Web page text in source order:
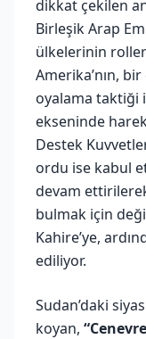
dikkat çekilen
Birleşik Arap
ülkelerinin
Amerika’nın,
oyalama taktiği
ekseninde
Destek
ordu ise kabul
devam
bulmak için
Kahire’ye,
ediliyor.
Sudan’daki
koyan,